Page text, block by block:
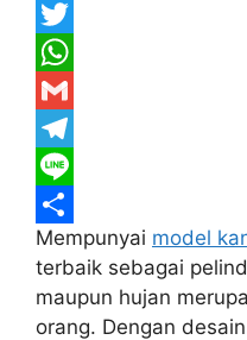
F
a
c
e
b
o
o
k
T
w
t
e
r
W
h
a
s
A
p
G
m
a
i
l
T
e
l
e
g
L
i
n
e
S
h
a
Mempunyai model
terbaik sebagai
maupun hujan
orang. Dengan